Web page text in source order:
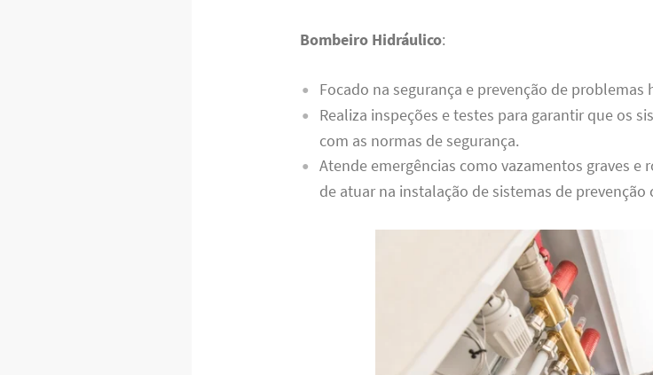
Bombeiro Hidráulico:
Focado na segurança e prevenção de problemas
Realiza inspeções e testes para garantir que os
com as normas de segurança.
Atende emergências como vazamentos graves
de atuar na instalação de sistemas de prevenção